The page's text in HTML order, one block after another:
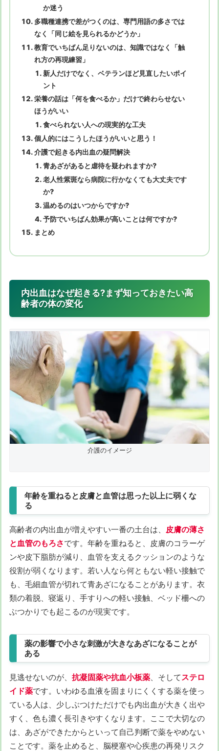
か迷う
多職種連携で差がつくのは、専門用語の多さでは
なく「同じ絵を見られるかどうか」
教育でいちばん足りないのは、知識ではなく「触
れ方の再現練習」
新人だけでなく、ベテランほど見直したいポイ
ント
栄養の話は「何を食べるか」だけで終わらせない
ほうがいい
食べられない人への現実的な工夫
個人的にはこうしたほうがいいと思う！
介護で起きる内出血の疑問解決
青あざがあると虐待を疑われますか?
老人性紫斑なら病院に行かなくても大丈夫です
か?
温めるのはいつからですか?
予防でいちばん効果が高いことは何ですか?
まとめ
内出血はなぜ起きる?まず知っておきたい高
齢者の体の変化
介護のイメージ
年齢を重ねると皮膚と血管は思った以上に弱くな
る
高齢者の内出血が増えやすい一番の土台は、 皮膚の薄さ
と血管のもろさです。年齢を重ねると、皮膚のコラーゲ
ンや皮下脂肪が減り、血管を支えるクッションのような
役割が弱くなります。若い人なら何ともない軽い接触で
も、毛細血管が切れて青あざになることがあります。衣
類の着脱、寝返り、手すりへの軽い接触、ベッド柵への
ぶつかりでも起こるのが現実です。
薬の影響で小さな刺激が大きなあざになることが
ある
見逃せないのが、 抗凝固薬や抗血小板薬 、そして ステロ
イド薬です。いわゆる血液を固まりにくくする薬を使っ
ている人は、少しぶつけただけでも内出血が大きく出や
すく、色も濃く長引きやすくなります。ここで大切なの
は、あざができたからといって自己判断で薬をやめない
ことです。薬を止めると、脳梗塞や心疾患の再発リスク